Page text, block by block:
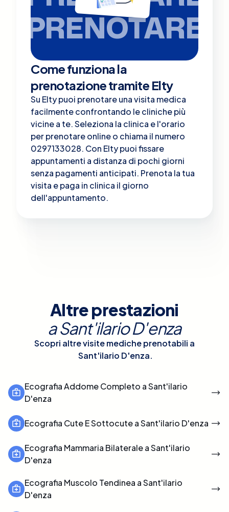
PRENOTARE
Come funziona la
prenotazione tramite Elty
Su Elty puoi prenotare una visita medica
facilmente confrontando le cliniche più
vicine a te. Seleziona la clinica e l'orario
per prenotare online o chiama il numero
0297133028. Con Elty puoi fissare
appuntamenti a distanza di pochi giorni
senza pagamenti anticipati. Prenota la tua
visita e paga in clinica il giorno
dell'appuntamento.
Altre prestazioni
aSant'ilario D'enza
Scopri altre visite mediche prenotabili a
Sant'ilario D'enza.
Ecografia Addome Completo a Sant'ilario
D'enza
Ecografia Cute E Sottocute a Sant'ilario D'enza
Ecografia Mammaria Bilaterale a Sant'ilario
D'enza
Ecografia Muscolo Tendinea a Sant'ilario
D'enza